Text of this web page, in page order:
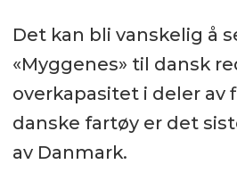
Det kan bli vanskelig å
«Myggenes» til dansk
overkapasitet i deler av
danske fartøy er det
av Danmark.